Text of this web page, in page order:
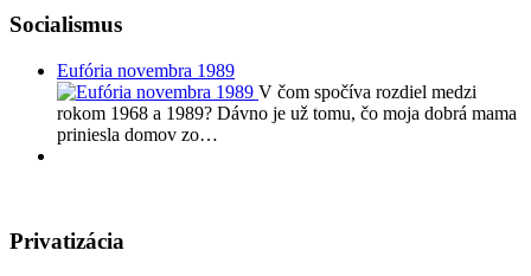
Socialismus
Eufória novembra 1989
V čom spočíva rozdiel medzi
rokom 1968 a 1989? Dávno je už tomu, čo moja dobrá mama
priniesla domov zo…
Privatizácia